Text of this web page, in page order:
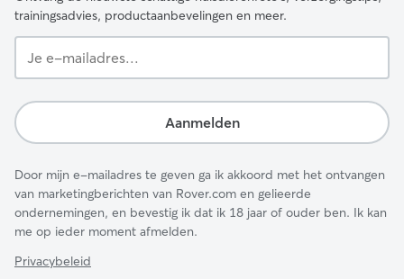
trainingsadvies, productaanbevelingen en meer.
e-
Aanmelden
Door mijn e-mailadres te geven ga ik akkoord met het ontvangen
van marketingberichten van Rover.com en gelieerde
ondernemingen, en bevestig ik dat ik 18 jaar of ouder ben. Ik kan
me op ieder moment afmelden.
Privacybeleid